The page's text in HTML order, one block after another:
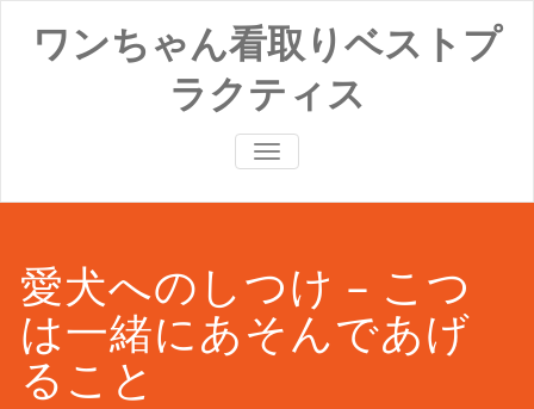
ッ
ワンちゃん看取りベストプ
ラクティス
ナ
ビ
ン
切
り
替
え
愛犬へのしつけ – こつ
は一緒にあそんであげ
ること